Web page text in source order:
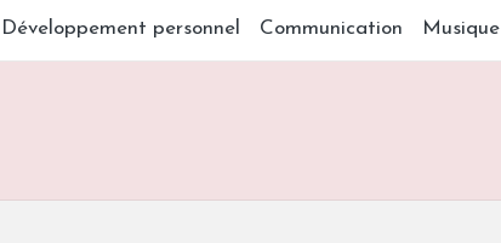
Développement personnel Communication Musique